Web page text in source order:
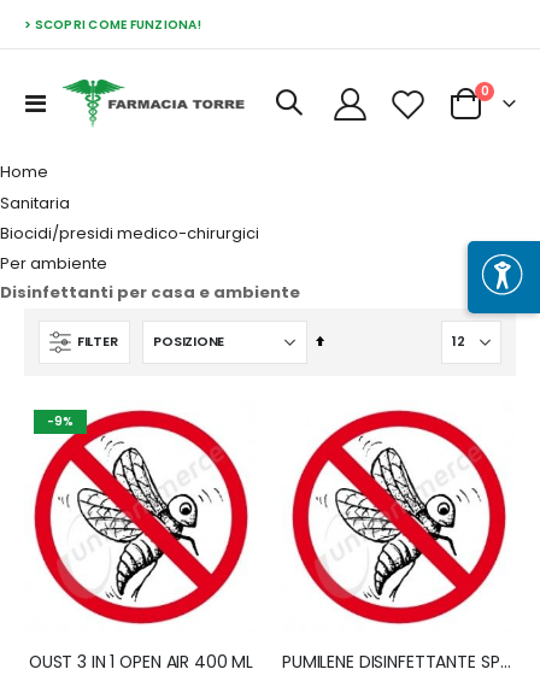
> SCOPRI COME FUNZIONA!
Toggle
Cart
0
Home
Sanitaria
Biocidi/presidi medico-chirurgici
Per ambiente
Disinfettanti per casa e ambiente
FILTER
Imposta
decrescente
-9%
OUST 3 IN 1 OPEN AIR 400 ML PUMILENE DISINFETTANTE SPRAY 250 ML